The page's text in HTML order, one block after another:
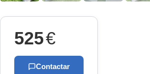
525€
Contactar